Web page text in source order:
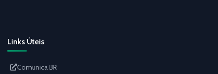
Links Úteis
Comunica BR